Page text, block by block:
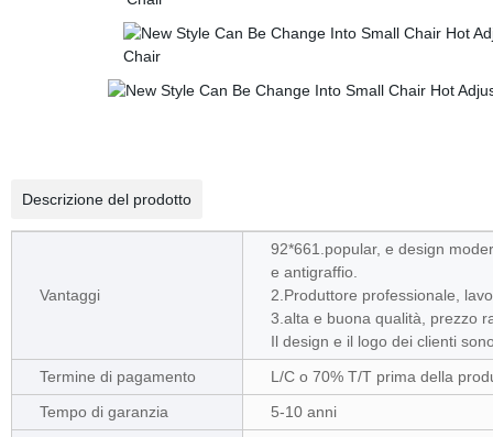
Descrizione del prodotto
Vantaggi
92*661.popular, e design
e antigraffio.
2.Produttore professionale,
3.alta e buona qualità, prezzo
Il design e il logo dei clienti
Termine di pagamento
L/C o 70% T/T prima della
Tempo di garanzia
5-10 anni